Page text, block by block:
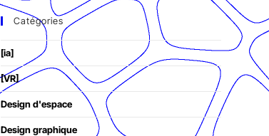
Catégories
[ia]
[VR]
Design d'espace
Design graphique